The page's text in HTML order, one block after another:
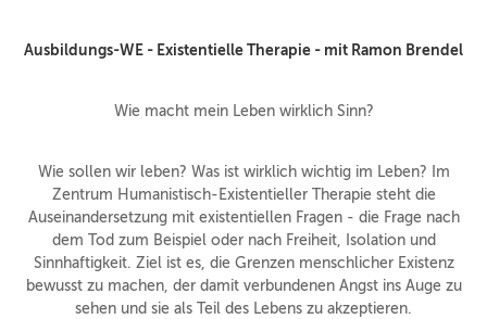
Ausbildungs-WE - Existentielle Therapie - mit Ramon Brendel
Wie macht mein Leben wirklich Sinn?
Wie sollen wir leben? Was ist wirklich wichtig im Leben? Im
Zentrum Humanistisch-Existentieller Therapie steht die
Auseinandersetzung mit existentiellen Fragen - die Frage nach
dem Tod zum Beispiel oder nach Freiheit, Isolation und
Sinnhaftigkeit. Ziel ist es, die Grenzen menschlicher Existenz
bewusst zu machen, der damit verbundenen Angst ins Auge zu
sehen und sie als Teil des Lebens zu akzeptieren.